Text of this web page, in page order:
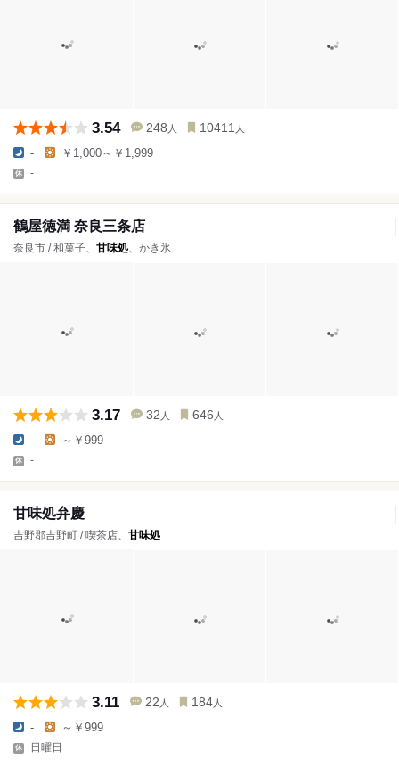
3.54 248 人 10411 人
- ￥1,000～￥1,999
-
鶴屋徳満 奈良三条店
奈良市 / 和菓子、 甘味処、かき氷
3.17 32 人 646 人
- ～￥999
-
甘味処弁慶
吉野郡吉野町 / 喫茶店、 甘味処
3.11 22 人 184 人
- ～￥999
日曜日